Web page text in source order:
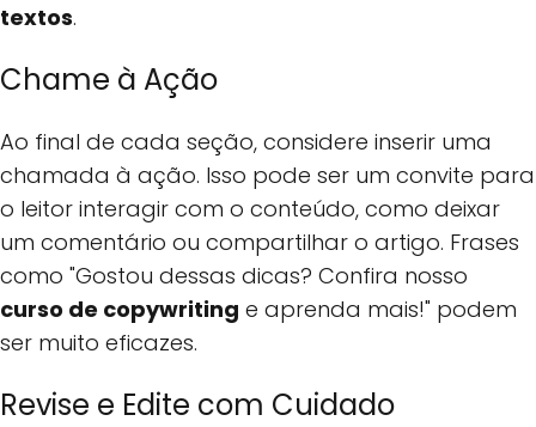
textos.
Chame à Ação
Ao final de cada seção, considere inserir uma
chamada à ação. Isso pode ser um convite para
o leitor interagir com o conteúdo, como deixar
um comentário ou compartilhar o artigo. Frases
como "Gostou dessas dicas? Confira nosso
curso de copywriting e aprenda mais!" podem
ser muito eficazes.
Revise e Edite com Cuidado